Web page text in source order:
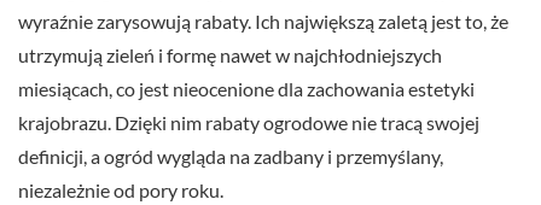
wyraźnie zarysowują rabaty. Ich największą zaletą jest to, że
utrzymują zieleń i formę nawet w najchłodniejszych
miesiącach, co jest nieocenione dla zachowania estetyki
krajobrazu. Dzięki nim rabaty ogrodowe nie tracą swojej
definicji, a ogród wygląda na zadbany i przemyślany,
niezależnie od pory roku.